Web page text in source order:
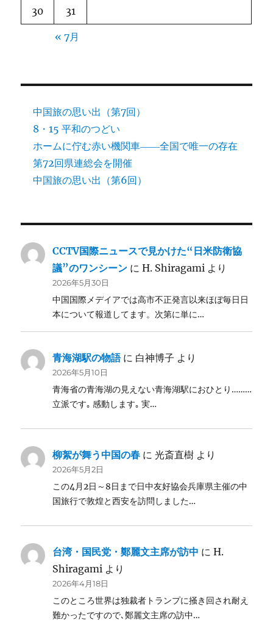
30 31
« 7月
中国旅の思い出（第7回）
8・15 平和のつどい
ホームに佇む赤い機関車――全国で唯一の存在
第72回県連総会を開催
中国旅の思い出（第6回）
CCTV国際ニュースで見かけた“日米防衛協
議”のワンシーン にH. Shiragami より
2026年5月30日
中国国際メデイアでは高市不正発言以来ほぼ毎日日
本について報道してます。次第に単に…
青海湖駅の物語に 白神博子 より
2026年5月10日
青海省の青海湖の見えない青海湖駅におひとり………
立派です｡ 感動します｡ 実…
柳絮が舞う中国の春 に光斎直樹 より
2026年5月2日
この4月2日～8日まで日中友好協会兵庫県主催の中
国旅行で敦煌と西安を訪問しました…
台湾・国民党・鄭麗文主席が訪中 にH.
Shiragami より
2026年4月18日
このところ世界は独裁者トランプに掻き回され耐え
難かったですので､鄭麗文主席の訪中…